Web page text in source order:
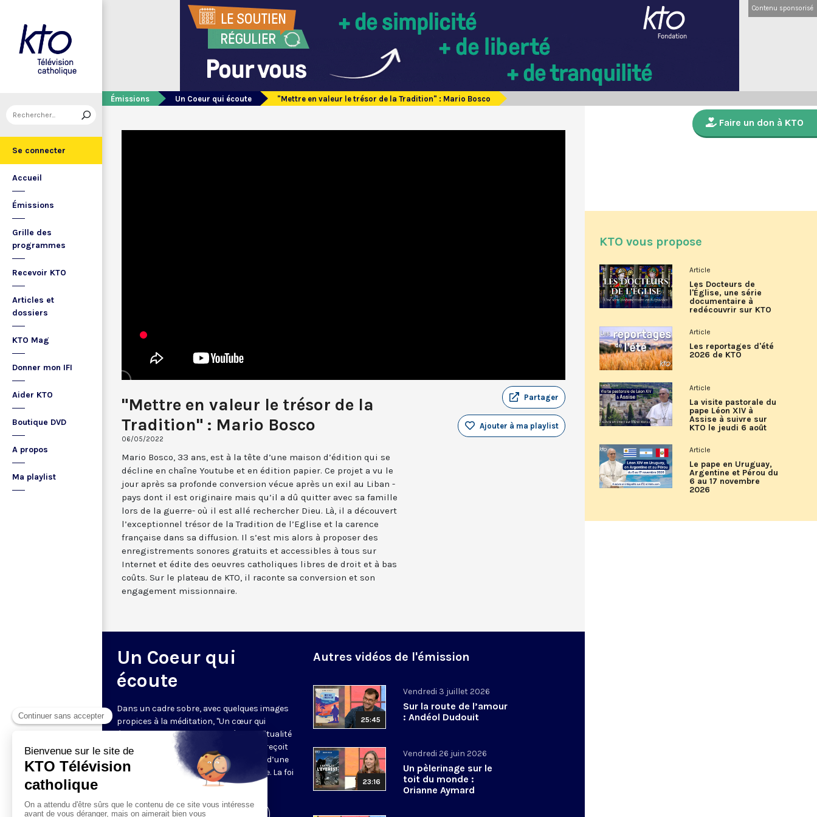
Se connecter
Accueil
Émissions
Grille des
programmes
Recevoir KTO
Articles et
dossiers
KTO Mag
Donner mon IFI
Aider KTO
Boutique DVD
A propos
Ma playlist
Contenu sponsorisé
Émissions Un Coeur qui écoute "Mettre en valeur le trésor de la Tradition" : Mario Bosco
"Mettre en valeur le trésor de la
Tradition" : Mario Bosco
06/05/2022
Partager
Ajouter à ma playlist
Mario Bosco, 33 ans, est à la tête d’une maison d’édition qui se
décline en chaîne Youtube et en édition papier. Ce projet a vu le
jour après sa profonde conversion vécue après un exil au Liban -
pays dont il est originaire mais qu’il a dû quitter avec sa famille
lors de la guerre- où il est allé rechercher Dieu. Là, il a découvert
l’exceptionnel trésor de la Tradition de l’Eglise et la carence
française dans sa diffusion. Il s’est mis alors à proposer des
enregistrements sonores gratuits et accessibles à tous sur
Internet et édite des oeuvres catholiques libres de droit et à bas
coûts. Sur le plateau de KTO, il raconte sa conversion et son
engagement missionnaire.
Un Coeur qui
écoute
Dans un cadre sobre, avec quelques images
propices à la méditation, "Un cœur qui
écoute" donne toute sa place à la spiritualité
sur le ton de l’intime. Cyril Lepeigneux reçoit
un invité pour 26 minutes d’évocation d’une
vie, d’une intense expérience spirituelle. La foi
vivante et incarnée par des témoins.
Visiter la page de l'émission
Autres vidéos de l'émission
25:45
Vendredi 3 juillet 2026
Sur la route de l’amour
: Andéol Dudouit
23:16
Vendredi 26 juin 2026
Un pèlerinage sur le
toit du monde :
Orianne Aymard
Faire un don à KTO
KTO vous propose
Article
Les Docteurs de
l'Église, une série
documentaire à
redécouvrir sur KTO
Article
Les reportages d'été
2026 de KTO
Article
La visite pastorale du
pape Léon XIV à
Assise à suivre sur
KTO le jeudi 6 août
Article
Le pape en Uruguay,
Argentine et Pérou du
6 au 17 novembre
2026